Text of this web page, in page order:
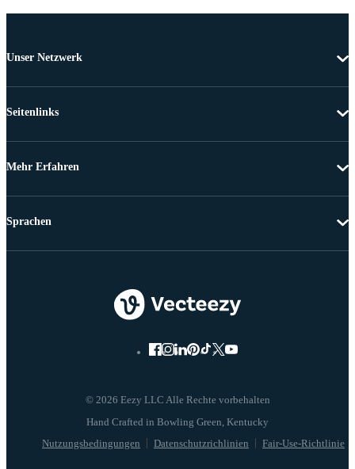
Unser Netzwerk
Seitenlinks
Mehr Erfahren
© 2026 Eezy LLC Alle Rechte vorbehalten
Nutzungsbedingungen Datenschutzrichlinien Fair-Use-Richtlinie
Sprachen